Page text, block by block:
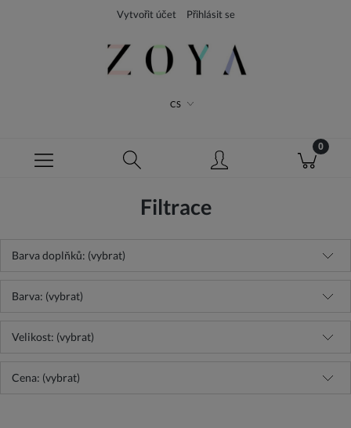
Vytvořit účet Přihlásit se
CS
Filtrace
Barva doplňků: (vybrat)
Barva: (vybrat)
Velikost: (vybrat)
Cena: (vybrat)